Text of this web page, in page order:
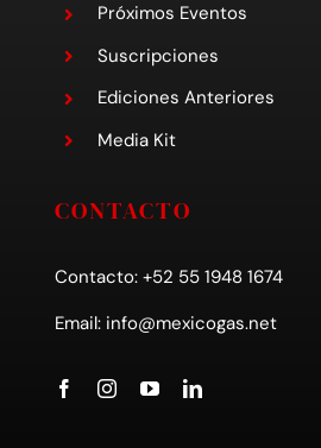
Próximos Eventos
Suscripciones
Ediciones Anteriores
Media Kit
CONTACTO
Contacto: +52 55 1948 1674
Email: info@mexicogas.net